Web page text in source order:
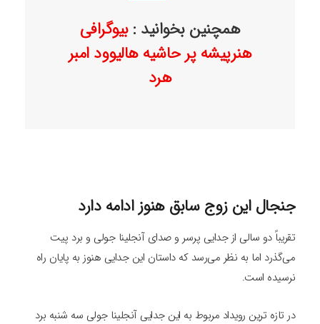
همچنین بخوانید :بیوگرافی
هنرپیشه پر حاشیه هالیوود امبر
هرد
جنجال این زوج سابق هنوز ادامه دارد
تقریباً دو سالی از جدایی پرسر و صدای آنجلینا جولی و برد پیت
می‌گذرد اما به نظر می‌رسد که داستان این جدایی هنوز به پایان راه
نرسیده است.
در تازه‌ ترین رویداد مربوط به این جدایی آنجلینا جولی سه‌ شنبه برد